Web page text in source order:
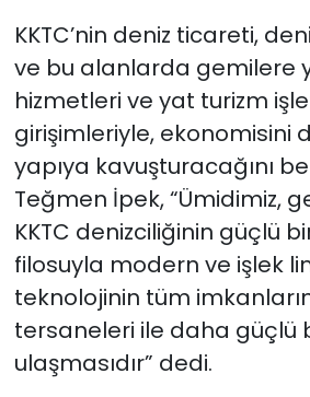
KKTC’nin deniz ticareti,
ve bu alanlarda gemilere
hizmetleri ve yat turizm
girişimleriyle, ekonomisini
yapıya kavuşturacağını
Teğmen İpek, “Ümidimiz,
KKTC denizciliğinin güçlü
filosuyla modern ve işlek
teknolojinin tüm
tersaneleri ile daha güçlü
ulaşmasıdır” dedi.